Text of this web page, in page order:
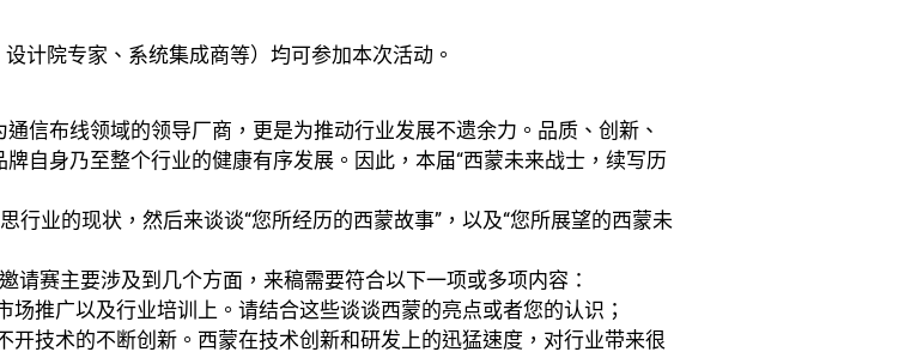
计院专家、系统集成商等）均可参加本次活动。
信布线领域的领导厂商，更是为推动行业发展不遗余力。品质、创新、
自身乃至整个行业的健康有序发展。因此，本届“西蒙未来战士，续写历
行业的现状，然后来谈谈“您所经历的西蒙故事”，以及“您所展望的西蒙未
请赛主要涉及到几个方面，来稿需要符合以下一项或多项内容：
推广以及行业培训上。请结合这些谈谈西蒙的亮点或者您的认识；
技术的不断创新。西蒙在技术创新和研发上的迅猛速度，对行业带来很